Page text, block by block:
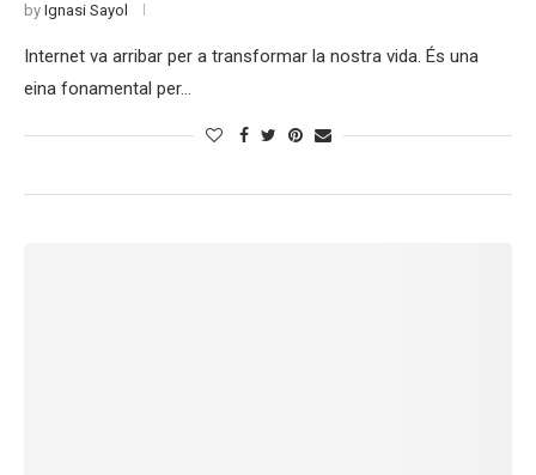
by Ignasi Sayol
Internet va arribar per a transformar la nostra vida. És una
eina fonamental per…